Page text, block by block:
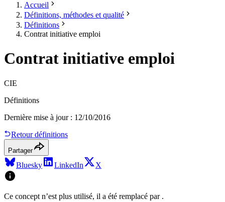
Accueil
Définitions, méthodes et qualité
Définitions
Contrat initiative emploi
Contrat initiative emploi
CIE
Définitions
Dernière mise à jour: 12/10/2016
Retour définitions
Partager
Bluesky LinkedIn X
Ce concept n’est plus utilisé, il a été remplacé par .